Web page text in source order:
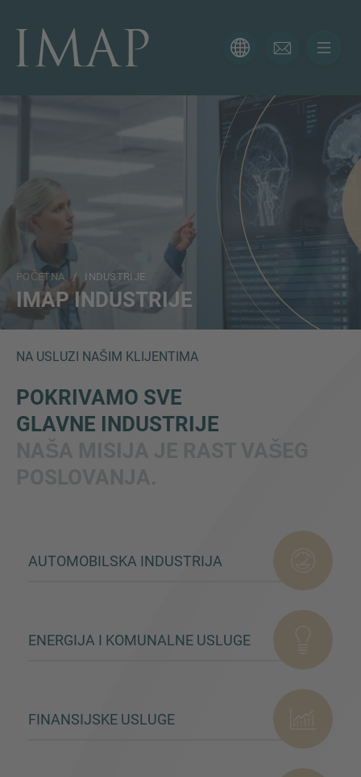
POČETNA / INDUSTRIJE
IMAP INDUSTRIJE
NA USLUZI NAŠIM KLIJENTIMA
POKRIVAMO SVE
GLAVNE INDUSTRIJE
AUTOMOBILSKA INDUSTRIJA
ENERGIJA I KOMUNALNE USLUGE
FINANSIJSKE USLUGE
KONTAKTIRAJTE NAS
Hvala vam na interesovanju za IMAP. Koristite obrazac
ispod da nam kažete više o vašoj trenutnoj situaciji i
naši će vam se stručnjaci javiti u najkraćem mogućem
Email
Označite da ste pročitali i da se slažete s IMAP
pravnim obaveštenjem i pravilima o kolačićima.